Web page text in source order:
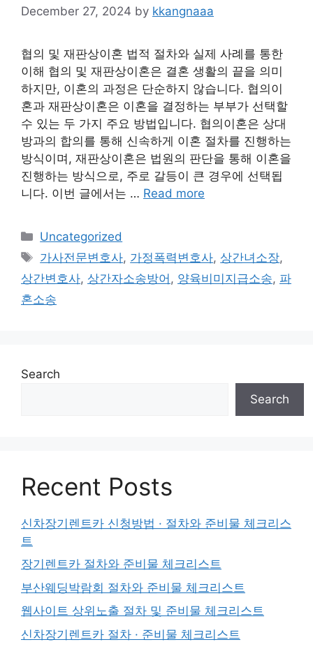
December 27, 2024 by kkangnaaa
협의 및 재판상이혼 법적 절차와 실제 사례를 통한
이해 협의 및 재판상이혼은 결혼 생활의 끝을 의미
하지만, 이혼의 과정은 단순하지 않습니다. 협의이
혼과 재판상이혼은 이혼을 결정하는 부부가 선택할
수 있는 두 가지 주요 방법입니다. 협의이혼은 상대
방과의 합의를 통해 신속하게 이혼 절차를 진행하는
방식이며, 재판상이혼은 법원의 판단을 통해 이혼을
진행하는 방식으로, 주로 갈등이 큰 경우에 선택됩
니다. 이번 글에서는 … Read more
Categories
Uncategorized
Tags
가사전문변호사, 가정폭력변호사, 상간녀소장,
상간변호사, 상간자소송방어 , 양육비미지급소송, 파
혼소송
Search
Search
Recent Posts
신차장기렌트카 신청방법 · 절차와 준비물 체크리스
트
장기렌트카 절차와 준비물 체크리스트
부산웨딩박람회 절차와 준비물 체크리스트
웹사이트 상위노출 절차 및 준비물 체크리스트
신차장기렌트카 절차 · 준비물 체크리스트